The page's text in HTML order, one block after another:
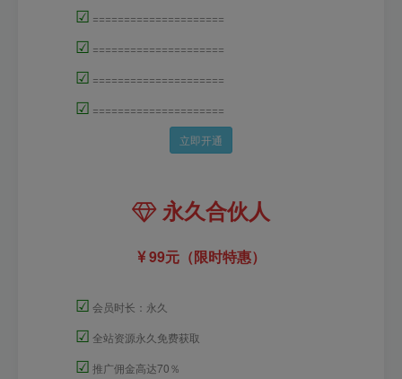
☑ =====================
☑ =====================
☑ =====================
☑ =====================
立即开通
永久合伙人
99元（限时特惠）
☑ 会员时长：永久
☑ 全站资源永久免费获取
☑ 推广佣金高达70％